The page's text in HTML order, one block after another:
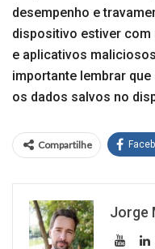
desempenho e
dispositivo estiver
e aplicativos
importante lembrar
os dados salvos no
Compartilhe
Jorge